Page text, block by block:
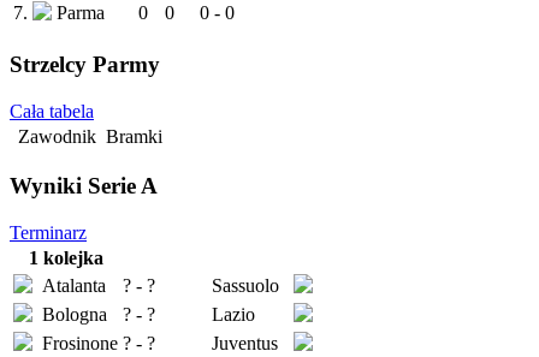
7.
Parma 0 0 0 - 0
Strzelcy Parmy
Cała tabela
Zawodnik Bramki
Wyniki Serie A
Terminarz
1 kolejka
Atalanta
? - ?
Sassuolo
Bologna
? - ?
Lazio
Frosinone ? - ?
Juventus